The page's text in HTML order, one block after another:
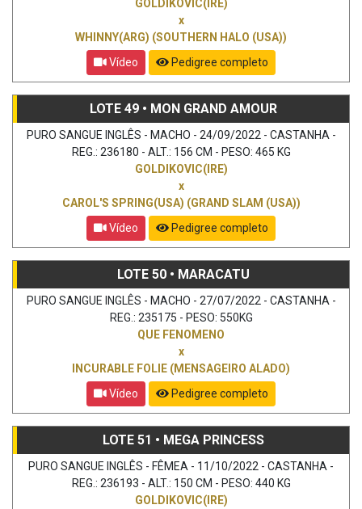
GOLDIKOVIC(IRE)
x
WHINNY(ARG) (SOUTHERN HALO (USA))
Vídeo
Pedigree completo
LOTE 49 • MON GRAND AMOUR
PURO SANGUE INGLÊS - MACHO - 24/09/2022 - CASTANHA -
REG.: 236180 - ALT.: 156 CM - PESO: 465 KG
GOLDIKOVIC(IRE)
x
CAROL'S SPRING(USA) (GRAND SLAM (USA))
Vídeo
Pedigree completo
LOTE 50 • MARACATU
PURO SANGUE INGLÊS - MACHO - 27/07/2022 - CASTANHA -
REG.: 235175 - PESO: 550KG
QUE FENOMENO
x
INCURABLE FOLIE (MENSAGEIRO ALADO)
Vídeo
Pedigree completo
LOTE 51 • MEGA PRINCESS
PURO SANGUE INGLÊS - FÊMEA - 11/10/2022 - CASTANHA -
REG.: 236193 - ALT.: 150 CM - PESO: 440 KG
GOLDIKOVIC(IRE)